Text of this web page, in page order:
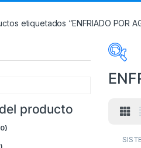
etiquetados “ENFRIADO POR
producto